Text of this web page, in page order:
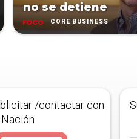
no se detiene
CORE BUSINESS
/contactar con